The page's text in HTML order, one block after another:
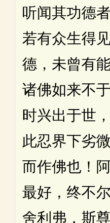
听闻其功德
若有众生得
德，未曾有
诸佛如来不
时兴出于世
此忍界下劣
而作佛也！
最好，终不
舍利弗，斯